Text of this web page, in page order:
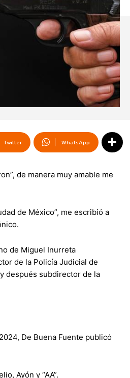
Twitter WhatsApp
de manera muy amable me
de México”, me escribió a
de Miguel Inurreta
de la Policía Judicial de
después subdirector de la
De Buena Fuente publicó
Ayón y “AA”.